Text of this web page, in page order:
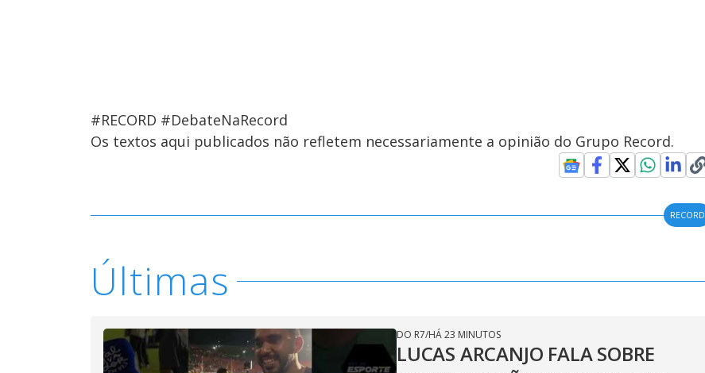
#RECORD #DebateNaRecord
Os textos aqui publicados não refletem necessariamente a opinião do Grupo Record.
RECORD
Últimas
DO R7/HÁ 23 MINUTOS
LUCAS ARCANJO FALA SOBRE